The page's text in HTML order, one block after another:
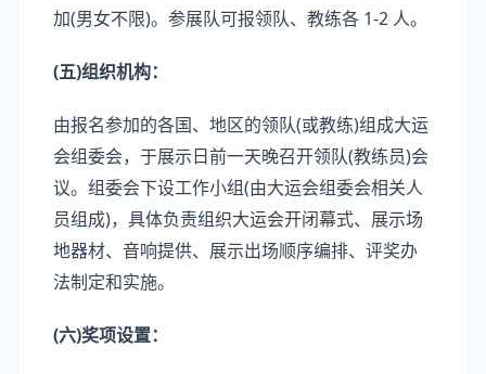
加(男女不限)。参展队可报领队、教练各 1-2 人。
(五)组织机构：
由报名参加的各国、地区的领队(或教练)组成大运
会组委会，于展示日前一天晚召开领队(教练员)会
议。组委会下设工作小组(由大运会组委会相关人
员组成)，具体负责组织大运会开闭幕式、展示场
地器材、音响提供、展示出场顺序编排、评奖办
法制定和实施。
(六)奖项设置：